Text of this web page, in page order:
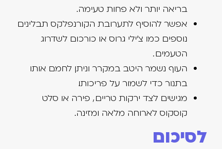
בריאה יותר ולא פחות טעימה.
אפשר להוסיף לתערובת הקורנפלקס תבלינים
נוספים כמו צ'ילי גרוס או כורכום לשדרוג
הטעמים .
העוף נשמר היטב במקרר וניתן לחמם אותו
בתנור כדי לשמור על פריכותו.
מגישים לצד ירקות טריים , פירה או סלט
קוסקוס לארוחה מלאה ומזינה.
לסיכום